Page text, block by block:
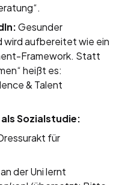
Gesunder
wird aufbereitet wie ein
Framework. Statt
heißt es:
& Talent
Sozialstudie:
für
der Uni lernt